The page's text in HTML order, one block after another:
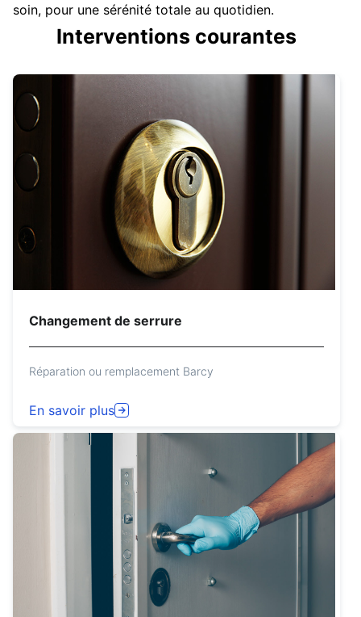
soin, pour une sérénité totale au quotidien.
Interventions courantes
Changement de serrure
Réparation ou remplacement Barcy
En savoir plus